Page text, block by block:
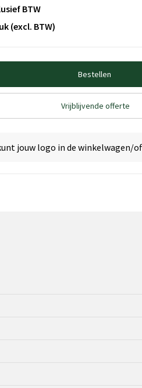
BTW
(excl. BTW)
Bestellen
Vrijblijvende offerte
jouw logo in de winkelwagen/